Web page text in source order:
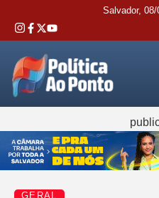
Salvador,
GERAL